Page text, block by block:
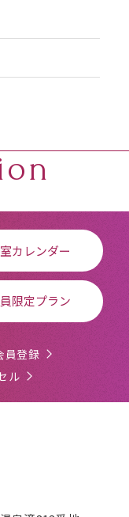
カレンダー
限定プラン
員登録
ル